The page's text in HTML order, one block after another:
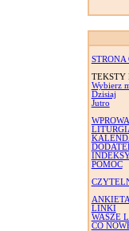
STRONA
TEKSTY
Wybierz
Dzisiaj
Jutro
POMOC
ANKIETA
LINKI
WASZE
CO